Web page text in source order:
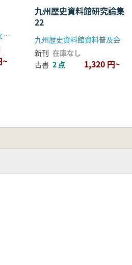
日本考古学協会(吉川弘文館)
~
九州歴史資料館研究論集
22
九州歴史資料館資料普及会
新刊 在庫なし
古書 2 点 1,320 円~